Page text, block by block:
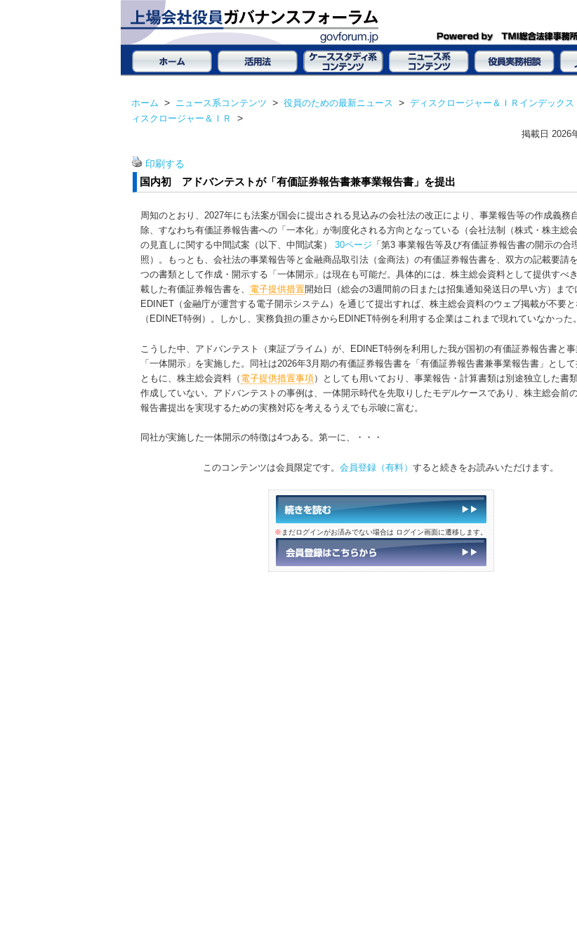
ホーム > ニュース系コンテンツ > 役員のための最新ニュース > ディスクロージャー＆ＩＲインデックス
ィスクロージャー＆ＩＲ
>
掲載日 2026
印刷する
国内初 アドバンテストが「有価証券報告書兼事業報告書」を提出
周知のとおり、2027年にも法案が国会に提出される見込みの会社法の改正により、事業報告等の作成義務
除、すなわち有価証券報告書への「一本化」が制度化される方向となっている（会社法制（株式・株主総会
の見直しに関する中間試案（以下、中間試案）30ページ 「第3 事業報告等及び有価証券報告書の開示の合
照）。もっとも、会社法の事業報告等と金融商品取引法（金商法）の有価証券報告書を、双方の記載要請
つの書類として作成・開示する「一体開示」は現在も可能だ。具体的には、株主総会資料として提供すべ
載した有価証券報告書を、 電子提供措置開始日（総会の3週間前の日または招集通知発送日の早い方）まで
EDINET（金融庁が運営する電子開示システム）を通じて提出すれば、株主総会資料のウェブ掲載が不要と
（EDINET特例）。しかし、実務負担の重さからEDINET特例を利用する企業はこれまで現れていなかった。
こうした中、アドバンテスト（東証プライム）が、EDINET特例を利用した我が国初の有価証券報告書と
「一体開示」を実施した。同社は2026年3月期の有価証券報告書を「有価証券報告書兼事業報告書」として
ともに、株主総会資料（ 電子提供措置事項）としても用いており、事業報告・計算書類は別途独立した書
作成していない。アドバンテストの事例は、一体開示時代を先取りしたモデルケースであり、株主総会前
報告書提出を実現するための実務対応を考えるうえでも示唆に富む。
同社が実施した一体開示の特徴は4つある。第一に、・・・
このコンテンツは会員限定です。会員登録（有料）すると続きをお読みいただけます。
※ まだログインがお済みでない場合は ログイン画面に遷移します。